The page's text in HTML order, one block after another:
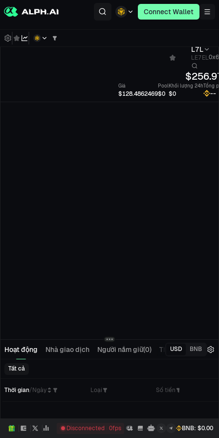
Connect Wallet
L7L
LE7EL
$
Giá
$128.4862469
Pool
$0
Khối lượng 24h
$0
Tổng
--
Hoạt động Nhà giao dịch Người nắm giữ(0) Theo dõi(0) Đơn
USD BNB
Tất cả
Thời gian/Ngày Loại Số tiền
Disconnected 0fps BNB: $0.00